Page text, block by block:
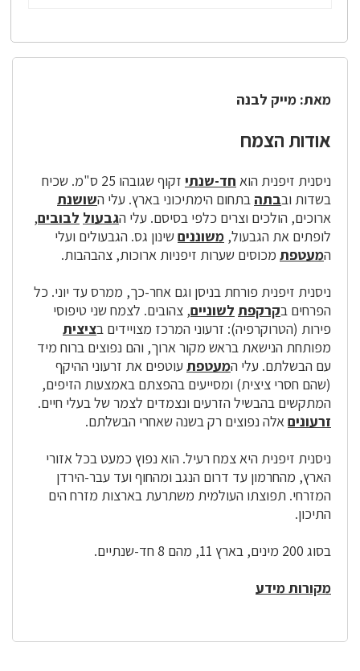
מאת: מייק לבנה
אודות הצמח
ניסנית זיפנית הוא חד-שנתי
זקוף שגובהו 25 ס"מ. שכיח
בשדות ובבתה בתחום הימתיכוני בארץ. עלי השושנת
ארוכים, הולכים וצרים כלפי בסיסם. עלי הגבעול לבובים,
לופתים את הגבעול, משוננים שינון גס. הגבעולים ועלי
המעטפת מכוסים שערות זיפניות ארוכות, צהבהבות.
ניסנית זיפנית פורחת בניסן וגם אחר-כך, ממרס עד יוני. כל
הפרחים בקרקפת לשוניים, צהובים. לצמח שני טיפוסי
פירות (הטרוקרפיה): זרעוני המרכז מצויידים בציצית
מפותחת הנישאת בראש מקור ארוך, והם נפוצים ברוח מיד
עם הבשלתם. עלי המעטפת עוטפים את זרעוני ההיקף
(שהם חסרי ציצית) ומסייעים בהפצתם באמצעות הזיפים,
המתקשים בהבשיל הזרעים ונצמדים לצמר של בעלי חיים.
זרעוניםאלה נפוצים רק בשנה שאחרי הבשלתם.
ניסנית זיפנית היא צמח רעיל. הוא נפוץ כמעט בכל אזורי
הארץ, מהחרמון עד דרום הנגב ומהחוף ועד עבר-הירדן
המזרחי. תפוצתו העולמית משתרעת בארצות מזרח הים
התיכון.
בסוג 200 מינים, בארץ 11, מהם 8 חד-שנתיים.
מקורות מידע